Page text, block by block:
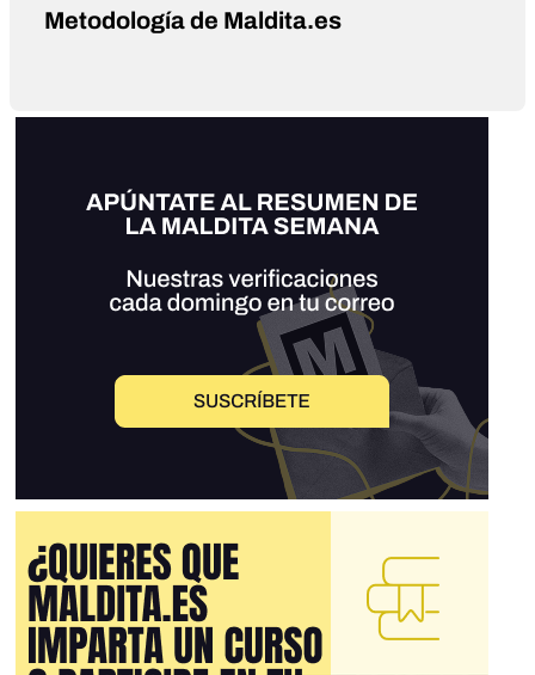
Metodología de Maldita.es